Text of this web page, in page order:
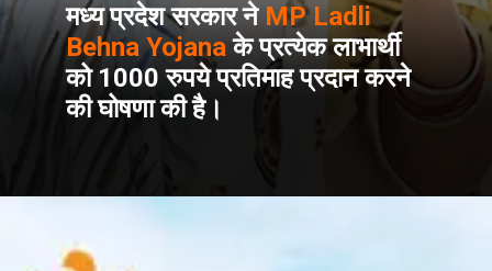
मध्य प्रदेश सरकार ने MP Ladli
Behna Yojanaके प्रत्येक लाभार्थी
को 1000 रुपये प्रतिमाह प्रदान करने
की घोषणा की है।